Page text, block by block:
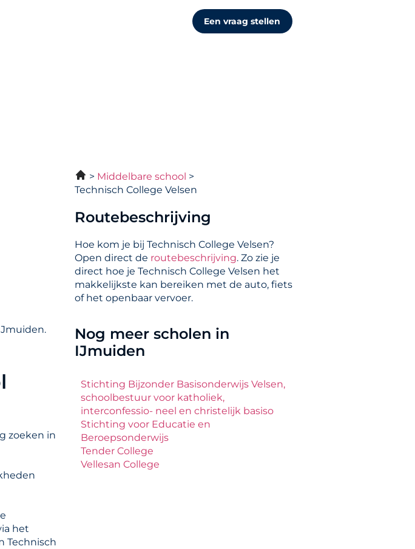
Een vraag stellen
zoeken in
het
Technisch
Middelbare school
Technisch College Velsen
Routebeschrijving
Hoe kom je bij Technisch College Velsen?
Open direct de routebeschrijving. Zo zie je
direct hoe je Technisch College Velsen het
makkelijkste kan bereiken met de auto, fiets
of het openbaar vervoer.
Nog meer scholen in
IJmuiden
Stichting Bijzonder Basisonderwijs Velsen,
schoolbestuur voor katholiek,
interconfessio- neel en christelijk basiso
Stichting voor Educatie en
Beroepsonderwijs
Tender College
Vellesan College